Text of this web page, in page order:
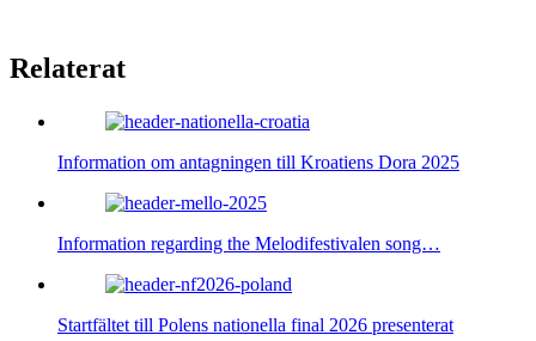
Relaterat
Information om antagningen till Kroatiens Dora 2025
Information regarding the Melodifestivalen song…
Startfältet till Polens nationella final 2026 presenterat